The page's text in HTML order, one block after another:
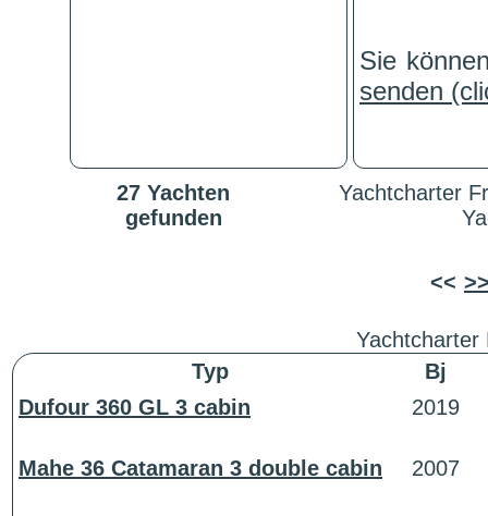
Sie
senden
27 Yachten
gefunden
Yachtcharter
<<
Yachtcharter
Typ
Bj
Dufour 360 GL 3 cabin
2019
Mahe 36 Catamaran 3 double cabin 2007